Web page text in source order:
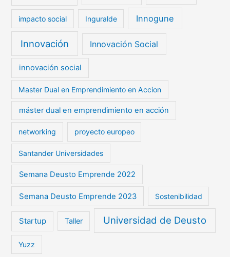
impacto social Inguralde Innogune
Innovación Innovación Social
innovación social
Master Dual en Emprendimiento en Accion
máster dual en emprendimiento en acción
networking proyecto europeo
Santander Universidades
Semana Deusto Emprende 2022
Semana Deusto Emprende 2023 Sostenibilidad
Startup Taller Universidad de Deusto
Yuzz